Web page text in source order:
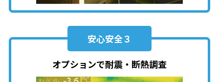
安心安全３
オプションで耐震・断熱調査